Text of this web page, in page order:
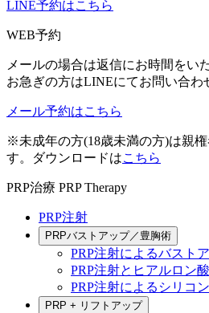
LINE予約はこちら
WEB予約
メールの場合は返信にお時間をい
お急ぎの方はLINEにてお問い合わ
メール予約はこちら
※未成年の方(18歳未満の方)は親
す。ダウンロードはこちら
PRP治療 PRP Therapy
PRP注射
PRPバストアップ／豊胸術
PRP注射によるバスト
PRP注射とヒアルロン
PRP注射によるシリコ
PRP + リフトアップ